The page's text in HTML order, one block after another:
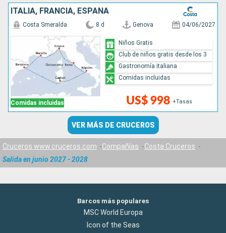
ITALIA, FRANCIA, ESPAÑA
Comidas incluidas
Costa Smeralda 8 d Genova 04/06/2027
US$ 998 +Tasas
Niños Gratis
Club de niños gratis desde los 3
Gastronomía italiana
Comidas incluidas
VER MÁS DE CRUCEROS
Cruceros www.cruceros.com Compañías
Costa Cruceros
Salida en junio 2027 - 2028
Barcos más populares
MSC World Europa
Icon of the Seas